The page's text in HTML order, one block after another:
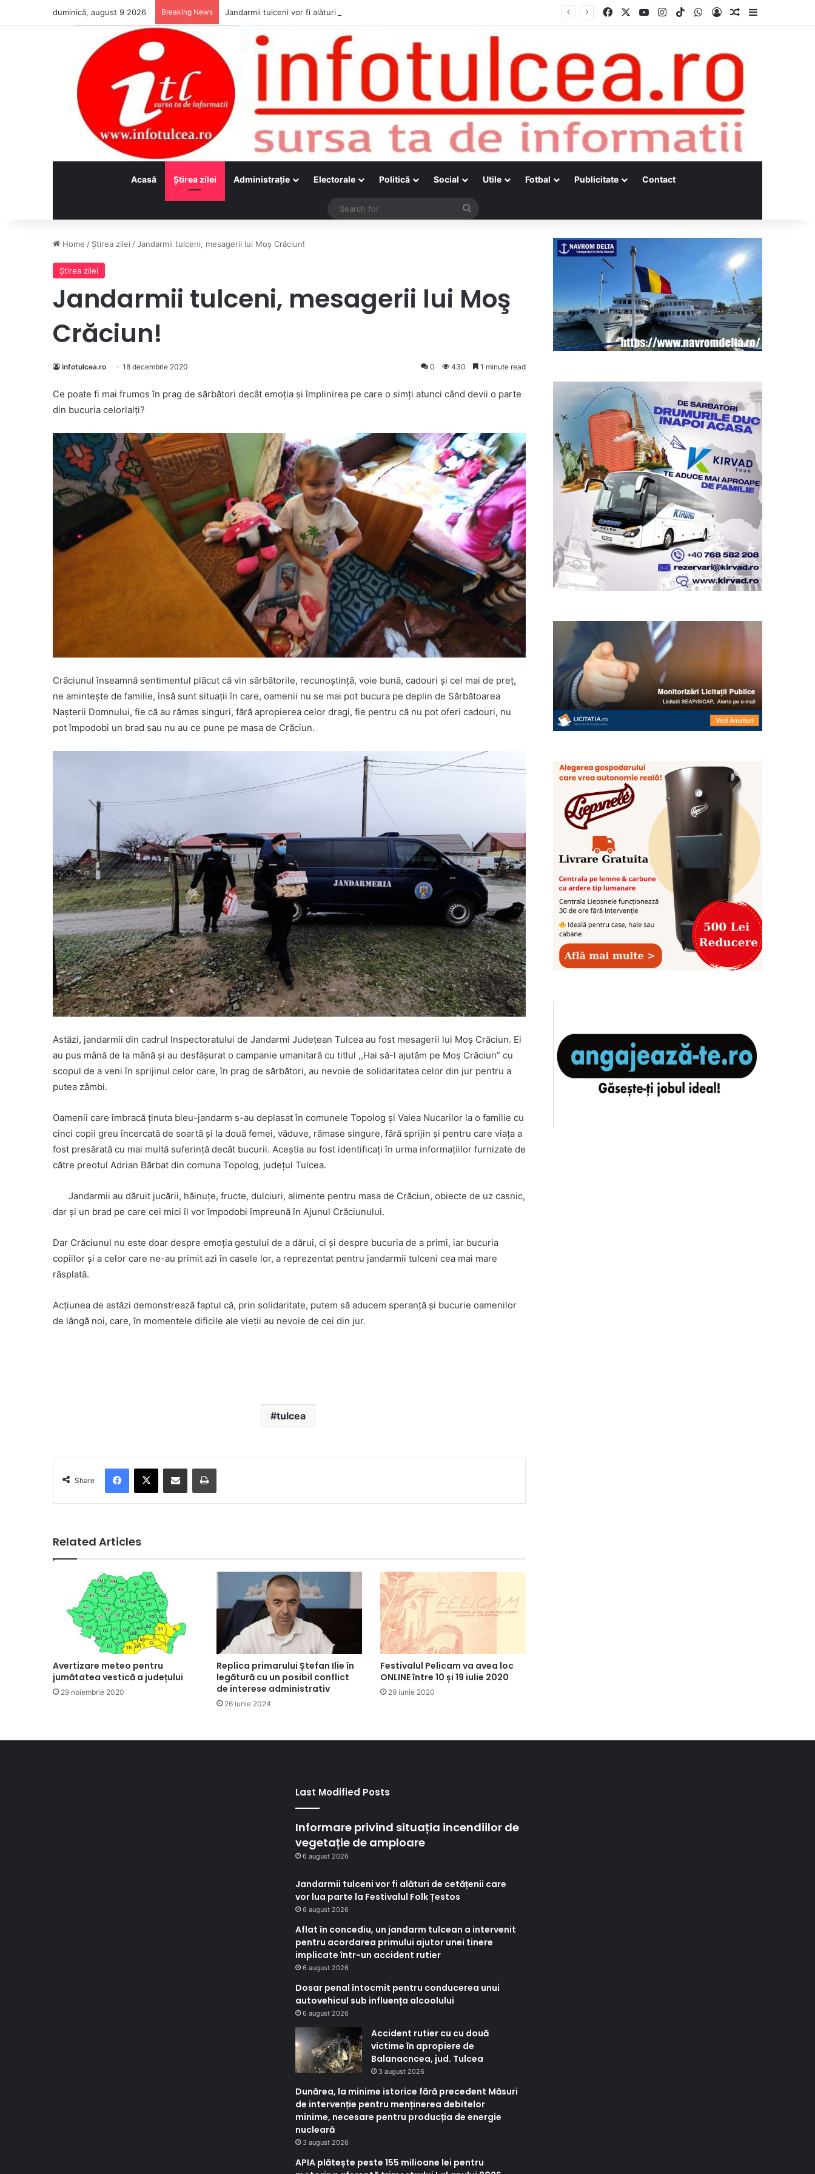
duminică, august 9 2026 Breaking News Jandarmii tulceni vor fi alături de cetățenii care vor lua parte la Festivalul Folk Țestos Facebook YouTubeInstagram
TikTokWhatsApp
Log InRandom Article
Acasă Ştirea zilei Administraţie Electorale Politică Social Utile Fotbal Publicitate Contact
Search
Home / Ştirea zilei /Jandarmii tulceni, mesagerii lui Moş Crăciun!
Ştirea zilei
Jandarmii tulceni, mesagerii lui Moş
Crăciun!
infotulcea.ro 18 decembrie 2020 0 430 1 minute read
Ce poate fi mai frumos în prag de sărbători decât emoţia şi împlinirea pe care o simţi atunci când devii o parte
din bucuria celorlalţi?
Crăciunul înseamnă sentimentul plăcut că vin sărbătorile, recunoştinţă, voie bună, cadouri şi cel mai de preţ,
ne aminteşte de familie, însă sunt situaţii în care, oamenii nu se mai pot bucura pe deplin de Sărbătoarea
Naşterii Domnului, fie că au rămas singuri, fără apropierea celor dragi, fie pentru că nu pot oferi cadouri, nu
pot împodobi un brad sau nu au ce pune pe masa de Crăciun.
Astăzi, jandarmii din cadrul Inspectoratului de Jandarmi Judeţean Tulcea au fost mesagerii lui Moş Crăciun. Ei
au pus mână de la mână şi au desfăşurat o campanie umanitară cu titlul ,,Hai să-l ajutăm pe Moş Crăciun” cu
scopul de a veni în sprijinul celor care, în prag de sărbători, au nevoie de solidaritatea celor din jur pentru a
putea zâmbi.
Oamenii care îmbracă ţinuta bleu-jandarm s-au deplasat în comunele Topolog şi Valea Nucarilor la o familie cu
cinci copii greu încercată de soartă şi la două femei, văduve, rămase singure, fără sprijin şi pentru care viaţa a
fost presărată cu mai multă suferinţă decât bucurii. Aceştia au fost identificaţi în urma informaţiilor furnizate de
către preotul Adrian Bărbat din comuna Topolog, judeţul Tulcea.
Jandarmii au dăruit jucării, hăinuţe, fructe, dulciuri, alimente pentru masa de Crăciun, obiecte de uz casnic,
dar şi un brad pe care cei mici îl vor împodobi împreună în Ajunul Crăciunului.
Dar Crăciunul nu este doar despre emoţia gestului de a dărui, ci şi despre bucuria de a primi, iar bucuria
copiilor şi a celor care ne-au primit azi în casele lor, a reprezentat pentru jandarmii tulceni cea mai mare
răsplată.
Acţiunea de astăzi demonstrează faptul că, prin solidaritate, putem să aducem speranţă şi bucurie oamenilor
de lângă noi, care, în momentele dificile ale vieţii au nevoie de cei din jur.
tulcea
Share
Related Articles
Avertizare meteo pentru
jumătatea vestică a județului
29 noiembrie 2020
Replica primarului Ștefan Ilie în
legătură cu un posibil conflict
de interese administrativ
26 iunie 2024
Festivalul Pelicam va avea loc
ONLINE între 10 și 19 iulie 2020
29 iunie 2020
Last Modified Posts
Informare privind situația incendiilor de
vegetație de amploare
6 august 2026
Jandarmii tulceni vor fi alături de cetățenii care
vor lua parte la Festivalul Folk Țestos
6 august 2026
Aflat în concediu, un jandarm tulcean a intervenit
pentru acordarea primului ajutor unei tinere
implicate într-un accident rutier
6 august 2026
Dosar penal întocmit pentru conducerea unui
autovehicul sub influența alcoolului
6 august 2026
Accident rutier cu cu două
victime în apropiere de
Balanacncea, jud. Tulcea
3 august 2026
Dunărea, la minime istorice fără precedent Măsuri
de intervenție pentru menținerea debitelor
minime, necesare pentru producția de energie
nucleară
3 august 2026
APIA plătește peste 155 milioane lei pentru